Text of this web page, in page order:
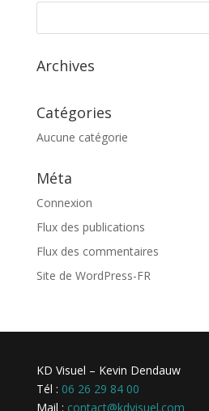
Archives
Catégories
Aucune catégorie
Méta
Connexion
Flux des publications
Flux des commentaires
Site de WordPress-FR
KD Visuel – Kevin Dendauw
Tél : 06 26 29 84 00
Mail : contact@kdvisuel.com